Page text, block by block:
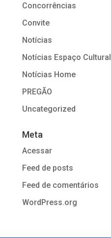
Concorrências
Convite
Notícias
Notícias Espaço Cultural
Notícias Home
PREGÃO
Uncategorized
Meta
Acessar
Feed de posts
Feed de comentários
WordPress.org